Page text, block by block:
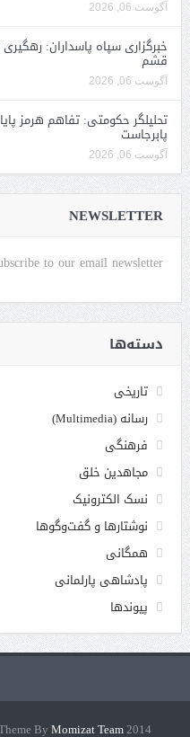
آگوست 06, 2026
خبرگزاری سپاه پاسداران:
قشم
آگوست 06, 2026
تحلیلگر حکومتی: تفاهم هرمز
پابرجاست
آگوست 06, 2026
NEWSLETTER
to our email newsletter.
دسته‌ها
تاریخی
رسانه (Multimedia)
فرهنگی
مجاهدین خلق
نسک الکترونیک
نوشتارها و گفت‌وگوها
همگانی
پادشاهی پارلمانی
پیوندها
2014 Powered By Wordpress, Goodnews Theme By
Momizat Team